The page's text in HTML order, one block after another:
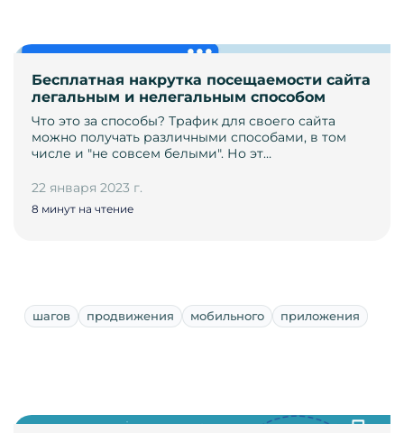
Бесплатная накрутка посещаемости сайта
легальным и нелегальным способом
Что это за способы? Трафик для своего сайта
можно получать различными способами, в том
числе и "не совсем белыми". Но эт…
22 января 2023 г.
8 минут на чтение
шагов продвижения мобильного приложения